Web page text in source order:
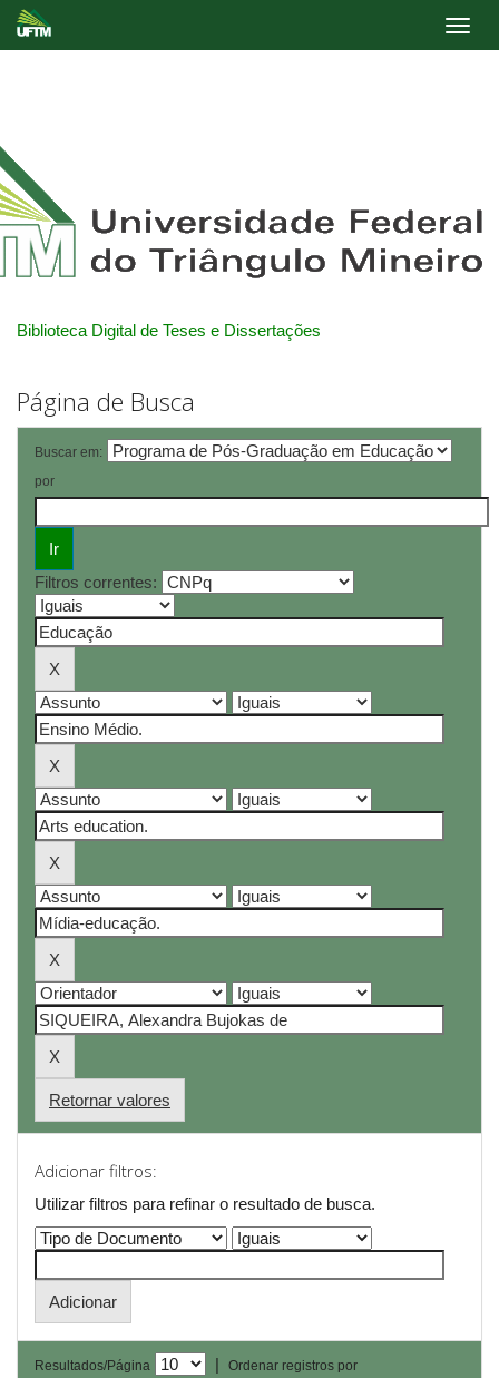
Biblioteca Digital de Teses e Dissertações
Página de Busca
Buscar em:
por
Filtros correntes:
Retornar valores
Adicionar filtros:
Utilizar filtros para refinar o resultado de busca.
Resultados/Página |
Ordenar registros por